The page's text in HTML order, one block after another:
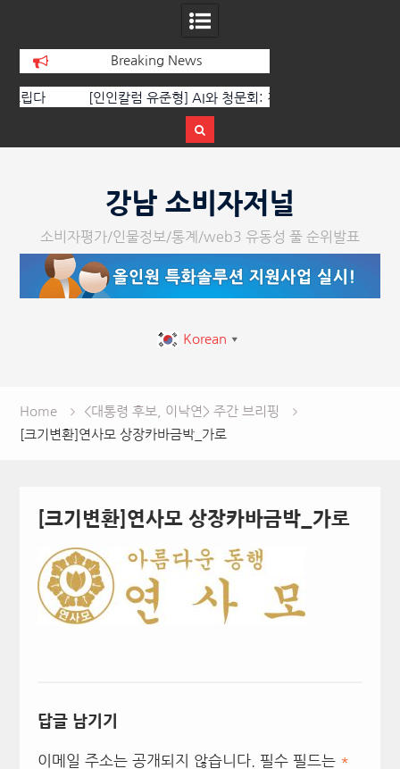
Breaking News
[인인칼럼 유준형] AI와 청문회: 진실을 부
다.
페스티벌’ 성
강남 소비자저널
소비자평가/인물정보/통계/web3 유동성 풀 순위발표
Korean ▼
Home
<대통령 후보, 이낙연> 주간 브리핑
[크기변환]연사모 상장카바금박_가로
[크기변환]연사모 상장카바금박_가로
답글 남기기
이메일 주소는 공개되지 않습니다. 필수 필드는 *